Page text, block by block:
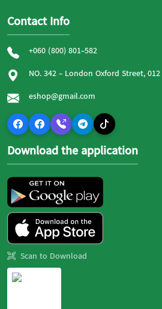
Contact Info
+060 (800) 801-582
NO. 342 - London Oxford Street,
eshop@gmail.com
Download the application
Scan to Download